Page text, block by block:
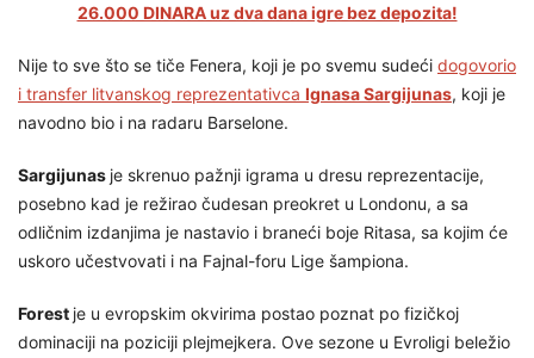
26.000 DINARA uz dva dana igre bez depozita!
Nije to sve što se tiče Fenera, koji je po svemu sudeći dogovorio
i transfer litvanskog reprezentativca Ignasa Sargijunas, koji je
navodno bio i na radaru Barselone.
Sargijunas je skrenuo pažnji igrama u dresu reprezentacije,
posebno kad je režirao čudesan preokret u Londonu, a sa
odličnim izdanjima je nastavio i braneći boje Ritasa, sa kojim će
uskoro učestvovati i na Fajnal-foru Lige šampiona.
Forest je u evropskim okvirima postao poznat po fizičkoj
dominaciji na poziciji plejmejkera. Ove sezone u Evroligi beležio